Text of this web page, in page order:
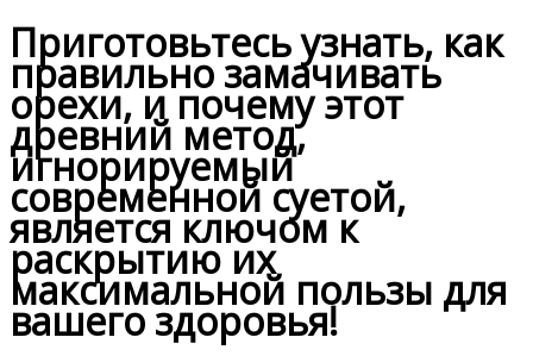
Приготовьтесь узнать, как
правильно замачивать
орехи, и почему этот
древний метод,
игнорируемый
современной суетой,
является ключом к
раскрытию их
максимальной пользы для
вашего здоровья!